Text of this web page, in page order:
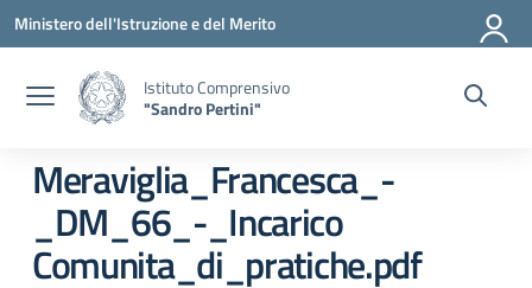
Vai ai contenuti
Vai al menu di navigazione
Vai al footer
Ministero dell'Istruzione e del Merito
Istituto Comprensivo
"Sandro Pertini"
Meraviglia_Francesca_-
_DM_66_-_Incarico
Comunita_di_pratiche.pdf